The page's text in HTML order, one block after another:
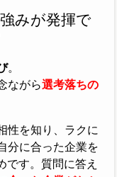
みが発揮で
。
ながら選考落ちの
性を知り、ラクに
分に合った企業を
です。質問に答え